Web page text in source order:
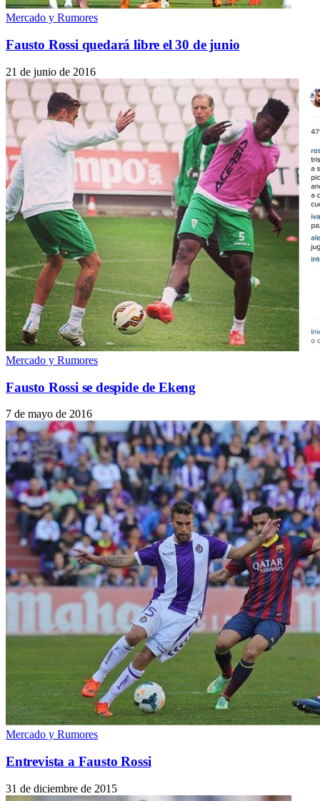
Mercado y Rumores
Fausto Rossi quedará libre el 30 de junio
21 de junio de 2016
Mercado y Rumores
Fausto Rossi se despide de Ekeng
7 de mayo de 2016
Mercado y Rumores
Entrevista a Fausto Rossi
31 de diciembre de 2015